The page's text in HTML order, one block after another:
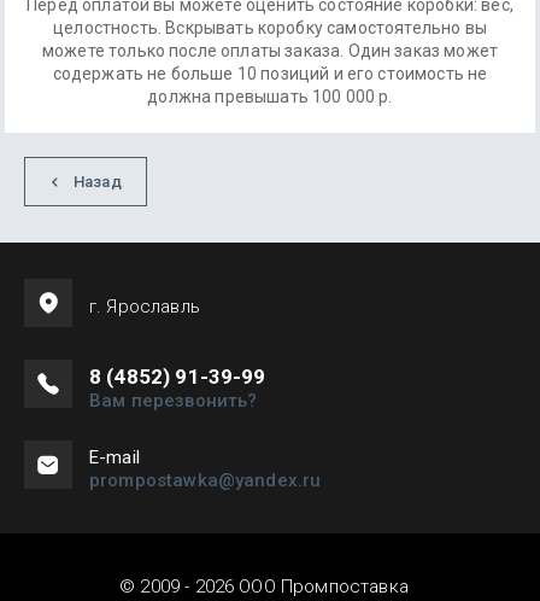
Перед оплатой вы можете оценить состояние коробки: вес,
целостность. Вскрывать коробку самостоятельно вы
можете только после оплаты заказа. Один заказ может
содержать не больше 10 позиций и его стоимость не
должна превышать 100 000 р.
Назад
г. Ярославль
8 (4852) 91-39-99
Вам перезвонить?
Е-mail
prompostawka@yandex.ru
© 2009 - 2026 ООО Промпоставка